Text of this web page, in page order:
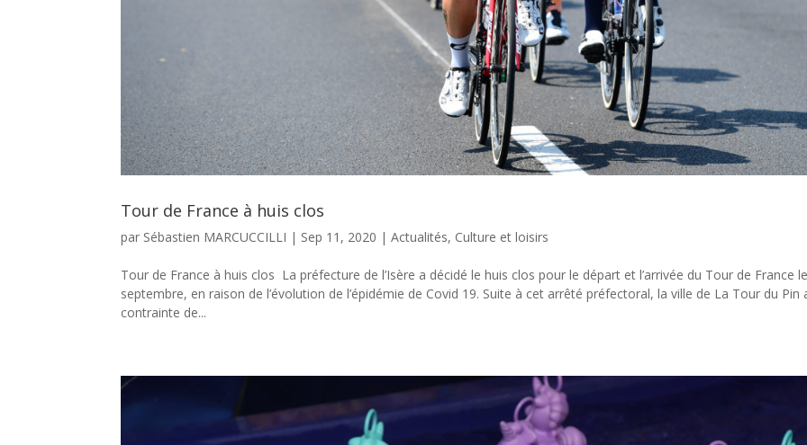
Tour de France à huis clos
par Sébastien MARCUCCILLI | Sep 11, 2020 |Actualités, Culture et loisirs
Tour de France à huis clos La préfecture de l’Isère a décidé le huis clos pour le départ et l’arrivée du Tour de France
septembre, en raison de l’évolution de l’épidémie de Covid 19. Suite à cet arrêté préfectoral, la ville de La Tour du Pin
contrainte de...